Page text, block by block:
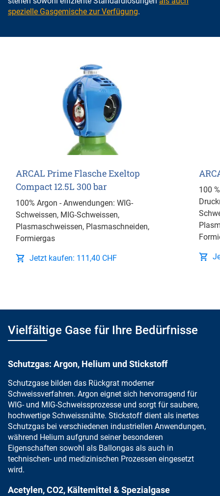
spezielle Gasgemische zur Verfügung.
ARCAL Prime Flasche Exeltop
Compact 12.5L 300 bar
100% Argon - Anwendungen: WIG-
Schweissen, MIG-Schweissen,
Plasmaschweissen, Plasmaschneiden,
Formiergas
Jetzt kaufen: 111,40 CHF
100
Vielfältige Gase für Ihre Bedürfnisse
Schutzgas: Argon, Helium und Stickstoff
Schutzgase bilden das Rückgrat moderner
Schweissverfahren. Argon eignet sich hervorragend für
WIG-und MIG-Schweissprozesse und sorgt für saubere,
hochwertige Schweissnähte. Stickstoff dient als inertes
Schutzgas bei verschiedenen industriellen Anwendungen,
während Helium aufgrund seiner besonderen
Eigenschaften sowohl als Ballongas als auch in
technischen- und medizinischen Prozessen eingesetzt
wird.
Acetylen, CO2, Kältemittel & Spezialgase